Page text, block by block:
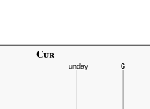
Cur